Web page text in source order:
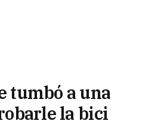
tumbó a una
la bici